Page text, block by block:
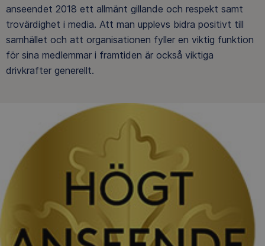
anseendet 2018 ett allmänt gillande och respekt samt
trovärdighet i media. Att man upplevs bidra positivt till
samhället och att organisationen fyller en viktig funktion
för sina medlemmar i framtiden är också viktiga
drivkrafter generellt.